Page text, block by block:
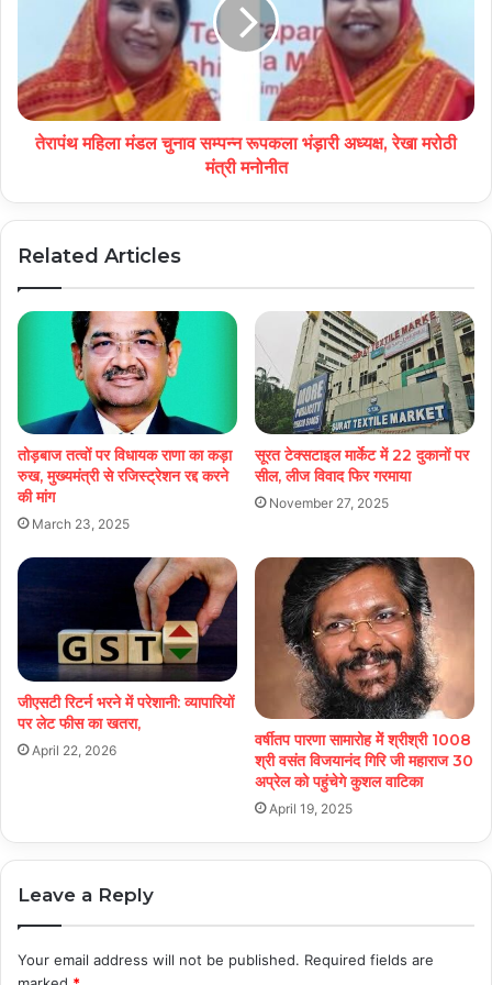
तेरापंथ महिला मंडल चुनाव सम्पन्न रूपकला भंड़ारी अध्यक्ष, रेखा मरोठी
मंत्री मनोनीत
Related Articles
तोड़बाज तत्वों पर विधायक राणा का कड़ा
रुख, मुख्यमंत्री से रजिस्ट्रेशन रद्द करने
की मांग
March 23, 2025
सूरत टेक्सटाइल मार्केट में 22 दुकानों पर
सील, लीज विवाद फिर गरमाया
November 27, 2025
जीएसटी रिटर्न भरने में परेशानी: व्यापारियों
पर लेट फीस का खतरा,
April 22, 2026
वर्षीतप पारणा सामारोह मेें श्रीश्री 1008
श्री वसंत विजयानंद गिरि जी महाराज 30
अप्रेल को पहुंचेगे कुशल वाटिका
April 19, 2025
Leave a Reply
Your email address will not be published. Required fields are